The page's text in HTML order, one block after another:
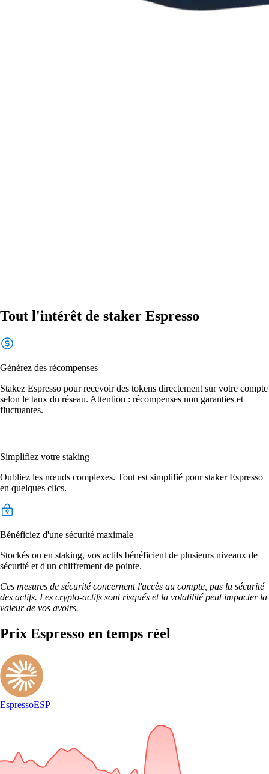
Tout l'intérêt de staker Espresso
Générez des récompenses
Stakez Espresso pour recevoir des tokens directement sur votre compte
selon le taux du réseau. Attention : récompenses non garanties et
fluctuantes.
Simplifiez votre staking
Oubliez les nœuds complexes. Tout est simplifié pour staker Espresso
en quelques clics.
Bénéficiez d'une sécurité maximale
Stockés ou en staking, vos actifs bénéficient de plusieurs niveaux de
sécurité et d'un chiffrement de pointe.
Ces mesures de sécurité concernent l'accès au compte, pas la sécurité
des actifs. Les crypto-actifs sont risqués et la volatilité peut impacter la
valeur de vos avoirs.
Prix Espresso en temps réel
EspressoESP